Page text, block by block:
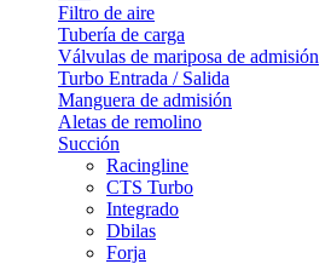
Filtro de aire
Tubería de carga
Válvulas de mariposa de admisión
Turbo Entrada / Salida
Manguera de admisión
Aletas de remolino
Succión
Racingline
CTS Turbo
Integrado
Dbilas
Forja